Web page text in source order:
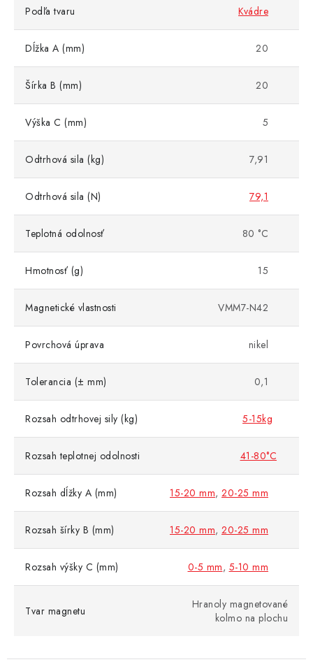
Podľa tvaru Kvádre
Dĺžka A (mm) 20
Šírka B (mm) 20
Výška C (mm) 5
Odtrhová sila (kg) 7,91
Odtrhová sila (N) 79,1
Teplotná odolnosť 80 °C
Hmotnosť (g) 15
Magnetické vlastnosti VMM7-N42
Povrchová úprava nikel
Tolerancia (± mm) 0,1
Rozsah odtrhovej sily (kg) 5-15kg
Rozsah teplotnej odolnosti 41-80°C
Rozsah dĺžky A (mm) 15-20 mm, 20-25 mm
Rozsah šírky B (mm) 15-20 mm, 20-25 mm
Rozsah výšky C (mm) 0-5 mm, 5-10 mm
Tvar magnetu
Hranoly magnetované
kolmo na plochu